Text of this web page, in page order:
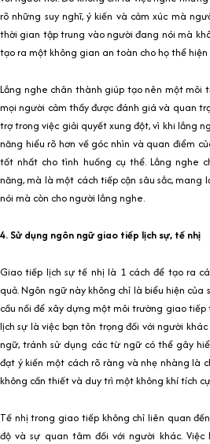
rõ những suy nghĩ, ý kiến và cảm xúc mà
thời gian tập trung vào người đang nói mà
tạo ra một không gian an toàn cho họ thể
Lắng nghe chân thành giúp tạo nên một môi
mọi người cảm thấy được đánh giá và quan
trợ trong việc giải quyết xung đột, vì khi lắng
năng hiểu rõ hơn về góc nhìn và quan điểm
tốt nhất cho tình huống cụ thể. Lắng nghe
năng, mà là một cách tiếp cận sâu sắc, mang
nói mà còn cho người lắng nghe.
4. Sử dụng ngôn ngữ giao tiếp lịch sự, tế nhị
Giao tiếp lịch sự tế nhị là 1 cách để tạo ra
quả. Ngôn ngữ này không chỉ là biểu hiện
cầu nối để xây dựng một môi trường giao
lịch sự là việc bạn tôn trọng đối với người
ngữ, tránh sử dụng các từ ngữ có thể gây
đạt ý kiến một cách rõ ràng và nhẹ nhàng là
không cần thiết và duy trì một không khí tích
Tế nhị trong giao tiếp không chỉ liên quan
độ và sự quan tâm đối với người khác.